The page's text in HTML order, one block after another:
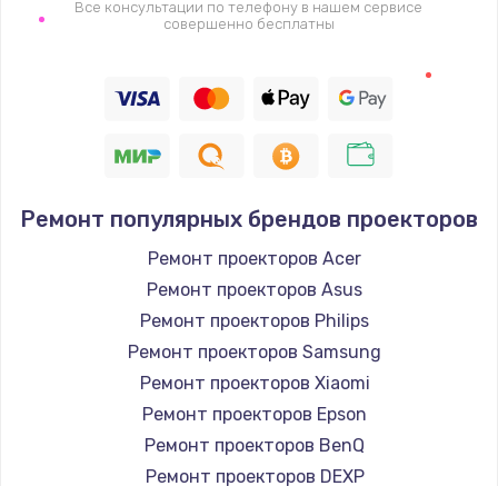
1400 руб.
880 руб.
Программный ремонт/прошивка
390 руб.
Заказать
Замена Bluetooth/Wi-Fi модуля
800 руб.
Заказать
Все консультации по телефону в нашем сервисе
совершенно бесплатны
Ремонт популярных брендов проекторов
Ремонт проекторов Acer
Ремонт проекторов Asus
Ремонт проекторов Philips
Ремонт проекторов Samsung
Ремонт проекторов Xiaomi
Ремонт проекторов Epson
Ремонт проекторов BenQ
Ремонт проекторов DEXP